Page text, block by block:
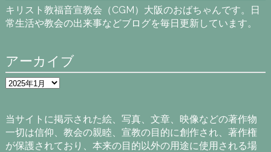
キリスト教福音宣教会（CGM）大阪のおばちゃんです。日
常生活や教会の出来事などブログを毎日更新しています。
アーカイブ
ア
ー
ブ
当サイトに掲示された絵、写真、文章、映像などの著作物
一切は信仰、教会の親睦、宣教の目的に創作され、著作権
が保護されており、本来の目的以外の用途に使用される場